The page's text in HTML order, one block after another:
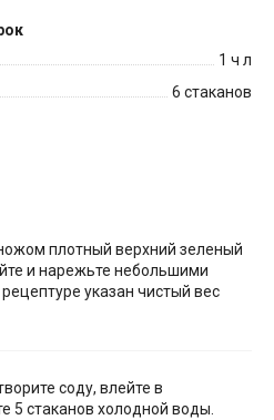
1 ч л
6 стаканов
плотный верхний зеленый
и нарежьте небольшими
указан чистый вес
соду, влейте в
5 стаканов холодной воды.